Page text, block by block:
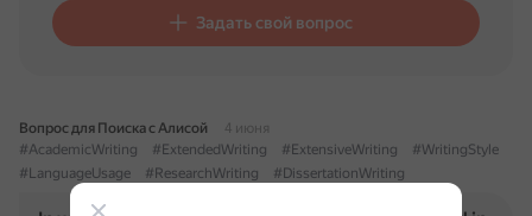
Задать свой вопрос
Вопрос для Поиска с Алисой
4 июня
#AcademicWriting
#ExtendedWriting #ExtensiveWriting
#WritingStyle
#LanguageUsage
#ResearchWriting #DissertationWriting